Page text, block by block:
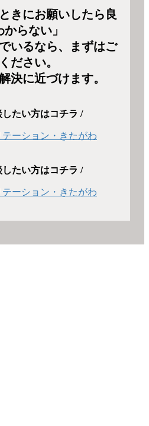
きにお願いしたら良
らない」
いるなら、まずはご
ださい。
決に近づけます。
たい方はコチラ /
たい方はコチラ /